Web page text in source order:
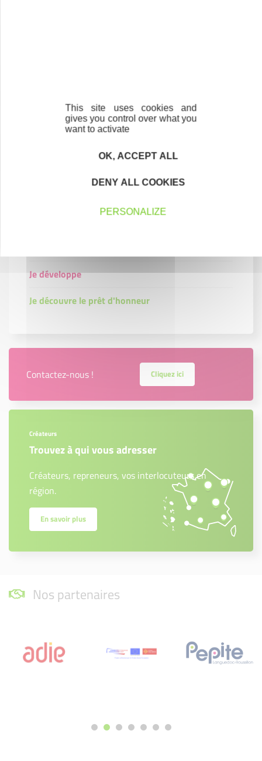
J'entreprends
Je développe
Je découvre le prêt d'honneur
Contactez-nous ! Cliquez ici
Créateurs
Trouvez à qui vous adresser
Créateurs, repreneurs, vos interlocuteurs en
région.
En savoir plus
Nos partenaires
This site uses cookies and
gives you control over what you
want to activate
OK, ACCEPT ALL
DENY ALL COOKIES
PERSONALIZE